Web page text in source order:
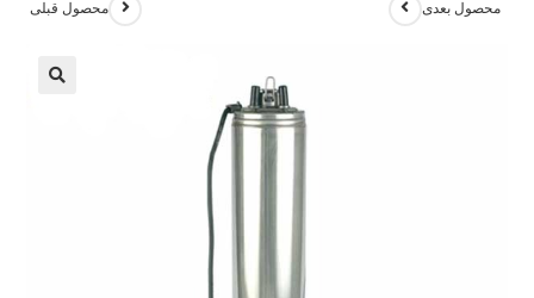
محصول قبلی محصول بعدی